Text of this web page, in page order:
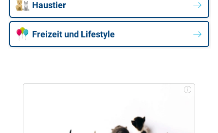
Haustier
Freizeit und Lifestyle